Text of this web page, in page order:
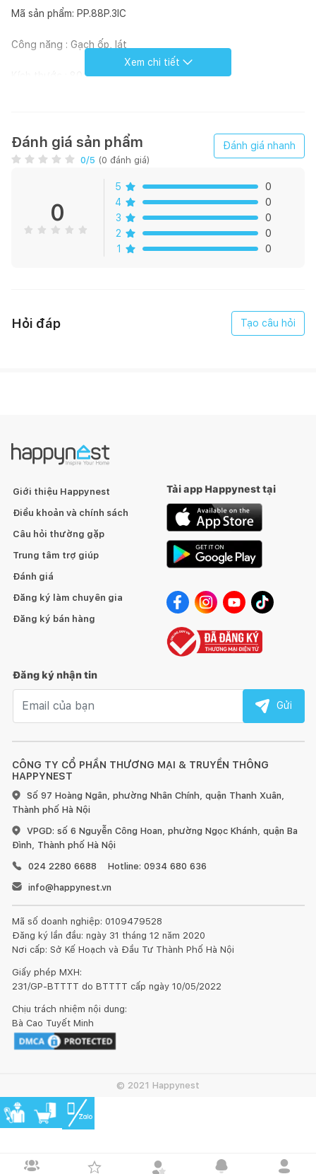
Mã sản phẩm: PP.88P.3IC
Công năng : Gạch ốp, lát
Kích thước : 80 * 80 cm
Bề mặt : Bóng
Xương gạch: Pocerlain
Quy cách đóng gói : 03 viên/hộp (1,92m2)
Xem chi tiết
Đánh giá sản phẩm
0/5 (0 đánh giá)
Đánh giá nhanh
0
5
0
4
0
3
0
2
0
1
0
Hỏi đáp Tạo câu hỏi
CÔNG TY CỔ PHẦN THƯƠNG MẠI & TRUYỀN THÔNG
HAPPYNEST
Số 97 Hoàng Ngân, phường Nhân Chính, quận Thanh Xuân,
Thành phố Hà Nội
VPGD: số 6 Nguyễn Công Hoan, phường Ngọc Khánh, quận Ba
Đình, Thành phố Hà Nội
024 2280 6688
Hotline: 0934 680 636
info@happynest.vn
Mã số doanh nghiệp: 0109479528
Đăng ký lần đầu: ngày 31 tháng 12 năm 2020
Nơi cấp: Sở Kế Hoạch và Đầu Tư Thành Phố Hà Nội
Giấy phép MXH:
231/GP-BTTTT do BTTTT cấp ngày 10/05/2022
Chịu trách nhiệm nội dung:
Bà Cao Tuyết Minh
Giới thiệu Happynest
Điều khoản và chính sách
Câu hỏi thường gặp
Trung tâm trợ giúp
Đánh giá
Đăng ký làm chuyên gia
Đăng ký bán hàng
Tải app Happynest tại
Đăng ký nhận tin
Gửi
© 2021 Happynest